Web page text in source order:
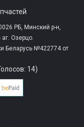
РБ, Минский р-н,
Озерцо.
Беларусь №422774 от
14)